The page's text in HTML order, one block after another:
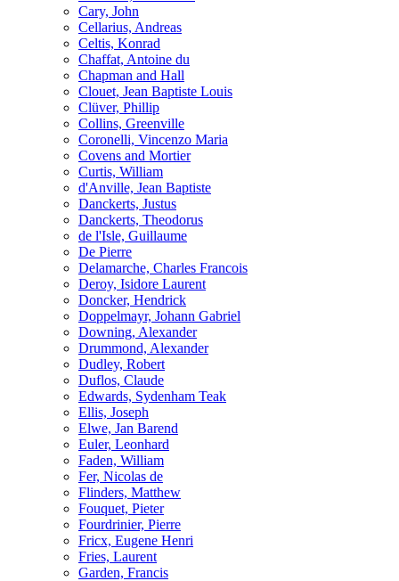
Cary, John
Cellarius, Andreas
Celtis, Konrad
Chaffat, Antoine du
Chapman and Hall
Clouet, Jean Baptiste Louis
Clüver, Phillip
Collins, Greenville
Coronelli, Vincenzo Maria
Covens and Mortier
Curtis, William
d'Anville, Jean Baptiste
Danckerts, Justus
Danckerts, Theodorus
de l'Isle, Guillaume
De Pierre
Delamarche, Charles Francois
Deroy, Isidore Laurent
Doncker, Hendrick
Doppelmayr, Johann Gabriel
Downing, Alexander
Drummond, Alexander
Dudley, Robert
Duflos, Claude
Edwards, Sydenham Teak
Ellis, Joseph
Elwe, Jan Barend
Euler, Leonhard
Faden, William
Fer, Nicolas de
Flinders, Matthew
Fouquet, Pieter
Fourdrinier, Pierre
Fricx, Eugene Henri
Fries, Laurent
Garden, Francis